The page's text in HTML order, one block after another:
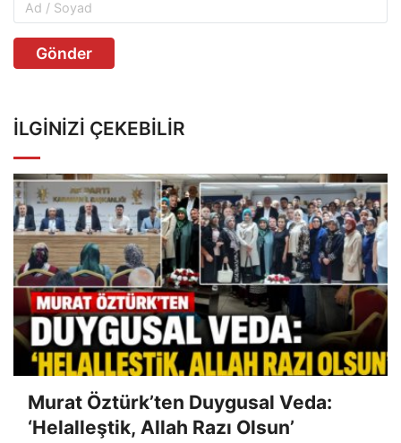
Gönder
İLGINIZI ÇEKEBILIR
Murat Öztürk’ten Duygusal Veda:
‘Helalleştik, Allah Razı Olsun’